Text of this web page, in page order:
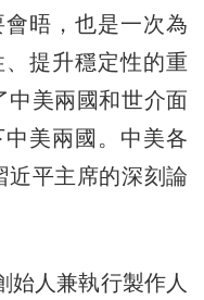
晤，也是一次為
提升穩定性的重
中美兩國和世介面
美兩國。中美各
近平主席的深刻論
人兼執行製作人